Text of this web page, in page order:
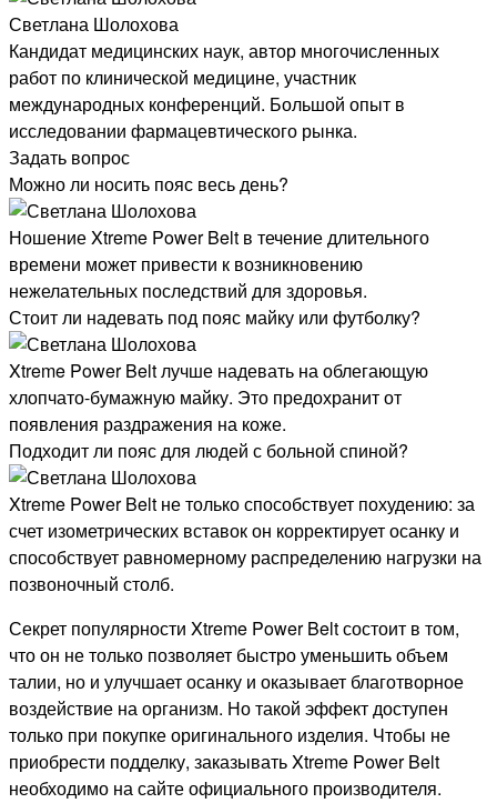
Светлана Шолохова
Кандидат медицинских наук, автор многочисленных
работ по клинической медицине, участник
международных конференций. Большой опыт в
исследовании фармацевтического рынка.
Задать вопрос
Можно ли носить пояс весь день?
Ношение Xtreme Power Belt в течение длительного
времени может привести к возникновению
нежелательных последствий для здоровья.
Стоит ли надевать под пояс майку или футболку?
Xtreme Power Belt лучше надевать на облегающую
хлопчато-бумажную майку. Это предохранит от
появления раздражения на коже.
Подходит ли пояс для людей с больной спиной?
Xtreme Power Belt не только способствует похудению: за
счет изометрических вставок он корректирует осанку и
способствует равномерному распределению нагрузки на
позвоночный столб.
Секрет популярности Xtreme Power Belt состоит в том,
что он не только позволяет быстро уменьшить объем
талии, но и улучшает осанку и оказывает благотворное
воздействие на организм. Но такой эффект доступен
только при покупке оригинального изделия. Чтобы не
приобрести подделку, заказывать Xtreme Power Belt
необходимо на сайте официального производителя.